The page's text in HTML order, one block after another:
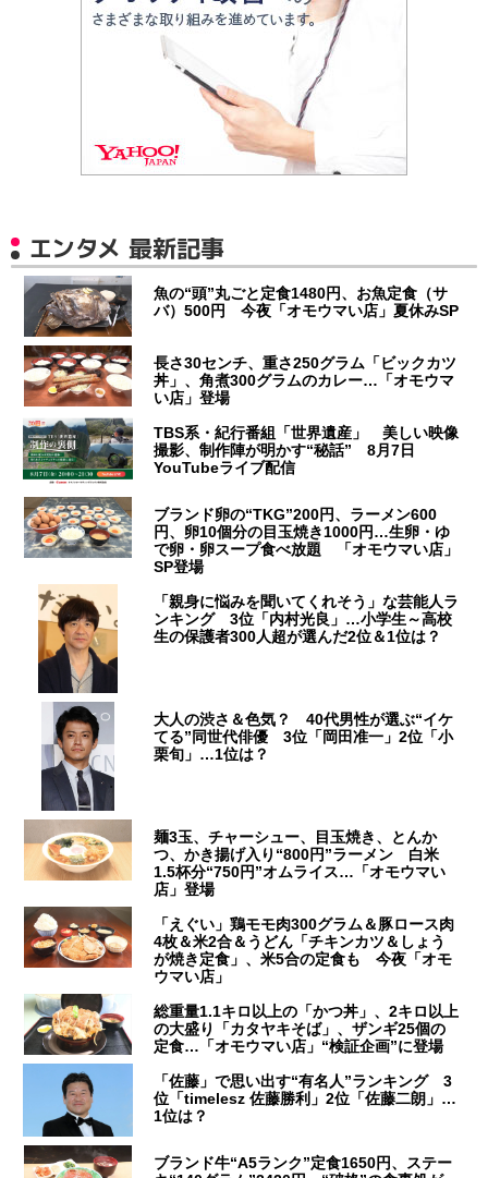
エンタメ 最新記事
魚の“頭”丸ごと定食1480円、お魚定食（サ
バ）500円 今夜「オモウマい店」夏休みSP
長さ30センチ、重さ250グラム「ビックカツ
丼」、角煮300グラムのカレー…「オモウマ
い店」登場
TBS系・紀行番組「世界遺産」 美しい映像
撮影、制作陣が明かす“秘話” 8月7日
YouTubeライブ配信
ブランド卵の“TKG”200円、ラーメン600
円、卵10個分の目玉焼き1000円…生卵・ゆ
で卵・卵スープ食べ放題 「オモウマい店」
SP登場
「親身に悩みを聞いてくれそう」な芸能人ラ
ンキング 3位「内村光良」…小学生～高校
生の保護者300人超が選んだ2位＆1位は？
大人の渋さ＆色気？ 40代男性が選ぶ“イケ
てる”同世代俳優 3位「岡田准一」2位「小
栗旬」…1位は？
麺3玉、チャーシュー、目玉焼き、とんか
つ、かき揚げ入り“800円”ラーメン 白米
1.5杯分“750円”オムライス…「オモウマい
店」登場
「えぐい」鶏モモ肉300グラム＆豚ロース肉
4枚＆米2合＆うどん「チキンカツ＆しょう
が焼き定食」、米5合の定食も 今夜「オモ
ウマい店」
総重量1.1キロ以上の「かつ丼」、2キロ以上
の大盛り「カタヤキそば」、ザンギ25個の
定食…「オモウマい店」“検証企画”に登場
「佐藤」で思い出す“有名人”ランキング 3
位「timelesz 佐藤勝利」2位「佐藤二朗」…
1位は？
ブランド牛“A5ランク”定食1650円、ステー